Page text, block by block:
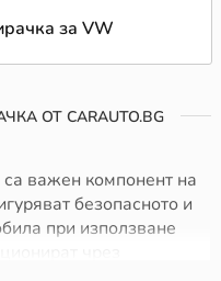
за VW
ОТ CARAUTO.BG
важен компонент на
безопасното и
при използване